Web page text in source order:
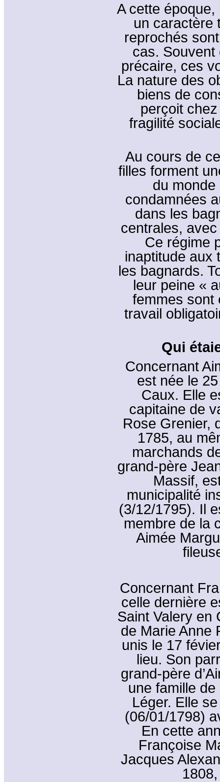
A cette
un caractère
reprochés
cas. Souvent
précaire, ces
La nature des
biens de
perçoit
fragilité
Au cours de
filles forment
du monde
condamnées
dans les
centrales,
Ce régime
inaptitude aux
les bagnards.
leur peine «
femmes sont
travail
Qui
Concernant
est née le
Caux. Elle
capitaine de
Rose Grenier,
1785, au
marchands
grand-père
Massif,
municipalité
(3/12/1795). Il
membre de la
Aimée
Concernant
celle dernière
Saint Valery en
de Marie Anne
unis le 17
lieu. Son
grand-père
une famille
Léger. Elle
(06/01/1798)
En cette
Françoise
Jacques